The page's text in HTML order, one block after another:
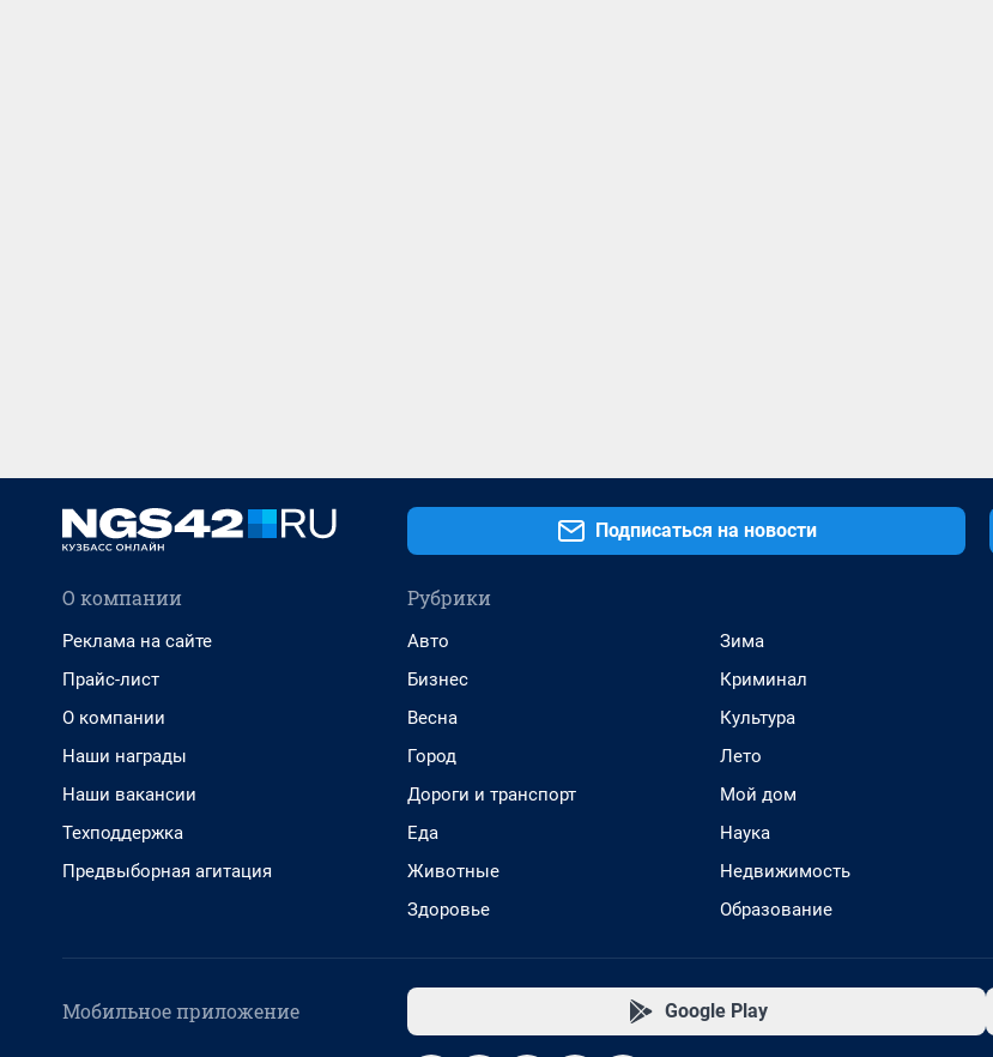
Подписаться на новости
О компании
Реклама на сайте
Прайс-лист
О компании
Наши награды
Наши вакансии
Техподдержка
Предвыборная агитация
Рубрики
Авто
Бизнес
Весна
Город
Дороги и транспорт
Еда
Животные
Здоровье
Зима
Криминал
Культура
Лето
Мой дом
Наука
Недвижимость
Образование
Мобильное приложение Google Play